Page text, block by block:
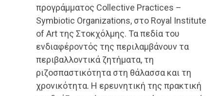
προγράμματος Collective Practices –
Symbiotic Organizations, στο Royal Institute
of Art της Στοκχόλμης. Τα πεδία του
ενδιαφέροντός της περιλαμβάνουν τα
περιβαλλοντικά ζητήματα, τη
ριζοσπαστικότητα στη θάλασσα και τη
χρονικότητα. H ερευνητική της πρακτική